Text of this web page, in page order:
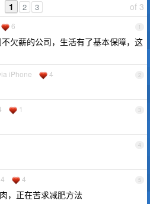
of 3
1 2 3
1
6
欠薪的公司，生活有了基本保障，这
2
iPhone 4
3
1
4
5
4
，正在苦求减肥方法